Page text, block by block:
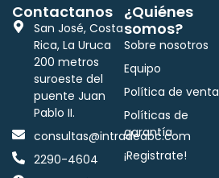
¿Quiénes
somos?
Sobre nosotros
Equipo
Política de venta
Políticas de
garantía
¡Registrate!
Contactanos
San José, Costa
Rica, La Uruca
200 metros
suroeste del
puente Juan
Pablo II.
consultas@intradeabc.com
2290-4604